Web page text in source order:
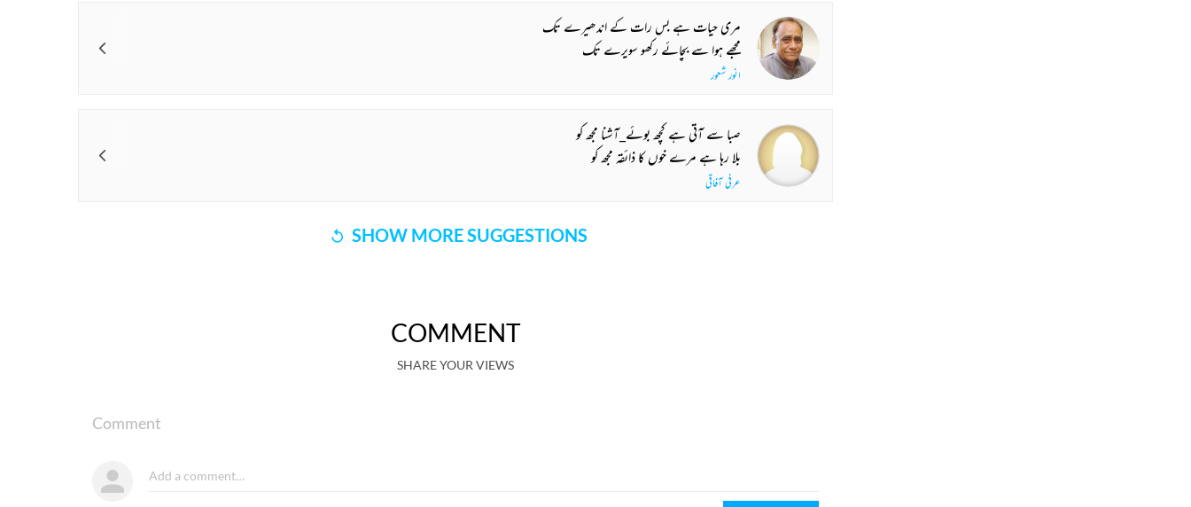
مری حیات ہے بس رات کے اندھیرے تک
مجھے ہوا سے بچائے رکھو سویرے تک
انور شعور
صبا سے آتی ہے کچھ بوئے_آشنا مجھ کو
بلا رہا ہے مرے خوں کا ذائقہ مجھ کو
عرفی آفاقی
SHOW MORE SUGGESTIONS
COMMENT
SHARE YOUR VIEWS
Comment